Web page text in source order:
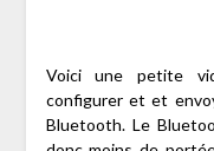
Voici une petite
configurer et et
Bluetooth. Le